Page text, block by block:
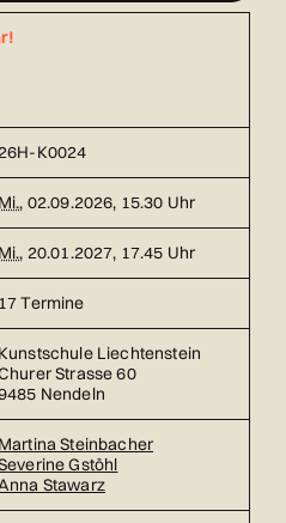
26H-K0024
Mi., 02.09.2026, 15.30 Uhr
Mi., 20.01.2027, 17.45 Uhr
17 Termine
Kunstschule Liechtenstein
Strasse 60
Nendeln
Martina Steinbacher
Gstöhl
Stawarz